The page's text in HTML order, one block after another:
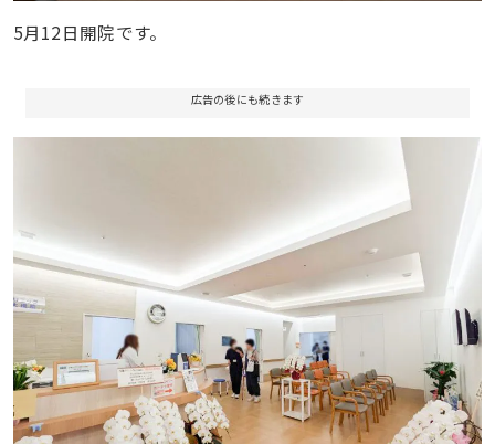
5月12日開院です。
広告の後にも続きます